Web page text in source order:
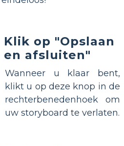
Klik op "Opslaan
en afsluiten"
Wanneer u klaar bent,
klikt u op deze knop in de
rechterbenedenhoek om
uw storyboard te verlaten.